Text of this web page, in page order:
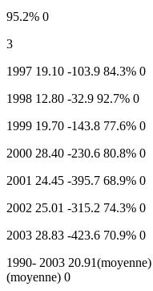
95.2% 0
3
1997 19.10 -103.9 84.3% 0
1998 12.80 -32.9 92.7% 0
1999 19.70 -143.8 77.6% 0
2000 28.40 -230.6 80.8% 0
2001 24.45 -395.7 68.9% 0
2002 25.01 -315.2 74.3% 0
2003 28.83 -423.6 70.9% 0
1990- 2003
(moyenne) 0